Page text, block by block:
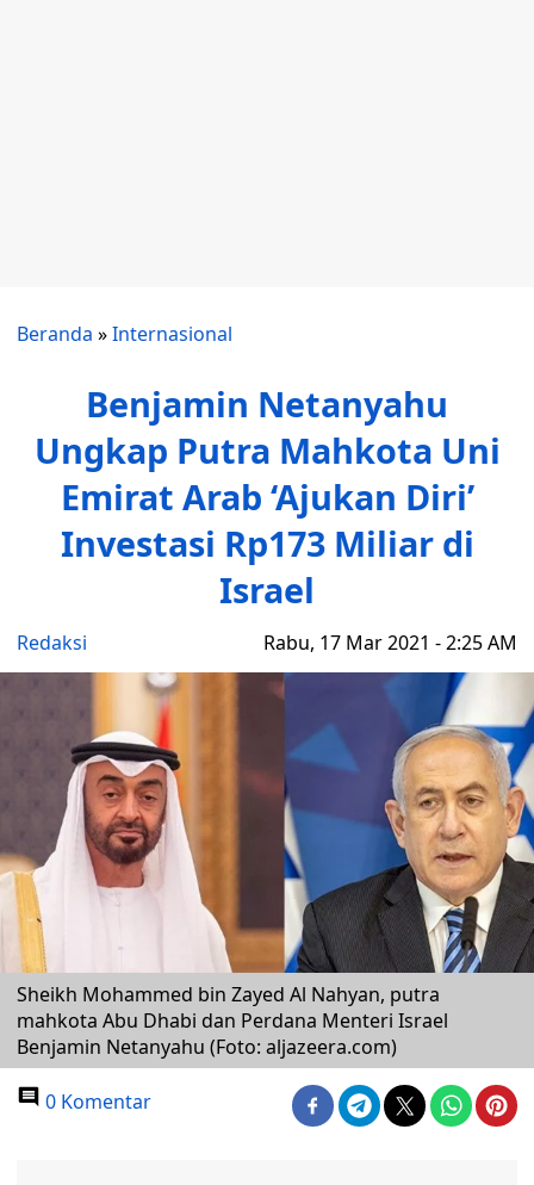
Beranda »Internasional
Benjamin Netanyahu
Ungkap Putra Mahkota Uni
Emirat Arab ‘Ajukan Diri’
Investasi Rp173 Miliar di
Israel
Redaksi Rabu, 17 Mar 2021 - 2:25 AM
Sheikh Mohammed bin Zayed Al Nahyan, putra
mahkota Abu Dhabi dan Perdana Menteri Israel
Benjamin Netanyahu (Foto: aljazeera.com)
0 Komentar